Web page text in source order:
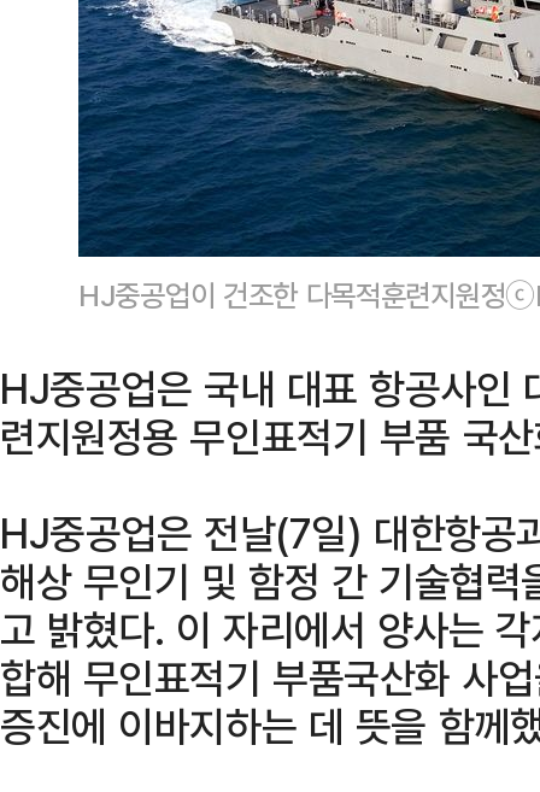
HJ중공업이 건조한 다목적훈련지원정
HJ중공업은 국내 대표 항공사인
련지원정용 무인표적기 부품 국
HJ중공업은 전날(7일) 대한항공
해상 무인기 및 함정 간 기술협
고 밝혔다. 이 자리에서 양사는
합해 무인표적기 부품국산화 사
증진에 이바지하는 데 뜻을 함께